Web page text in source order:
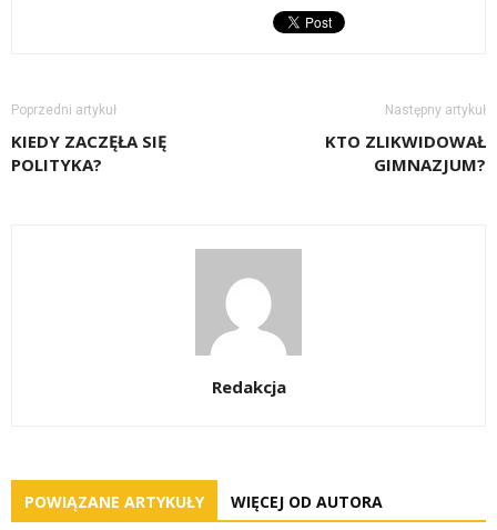
Poprzedni artykuł
KIEDY ZACZĘŁA SIĘ
POLITYKA?
Następny artykuł
KTO ZLIKWIDOWAŁ
GIMNAZJUM?
Redakcja
POWIĄZANE ARTYKUŁY WIĘCEJ OD AUTORA